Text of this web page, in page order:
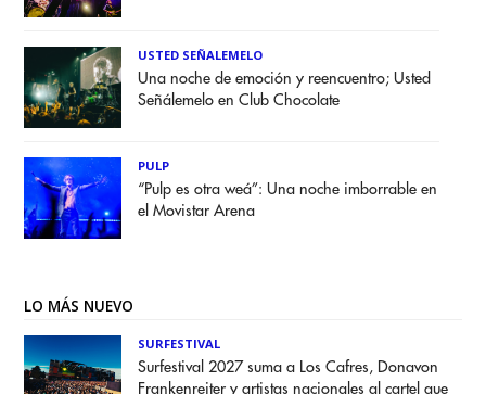
USTED SEÑALEMELO
Una noche de emoción y reencuentro; Usted
Señálemelo en Club Chocolate
PULP
“Pulp es otra weá”: Una noche imborrable en
el Movistar Arena
LO MÁS NUEVO
SURFESTIVAL
Surfestival 2027 suma a Los Cafres, Donavon
Frankenreiter y artistas nacionales al cartel que